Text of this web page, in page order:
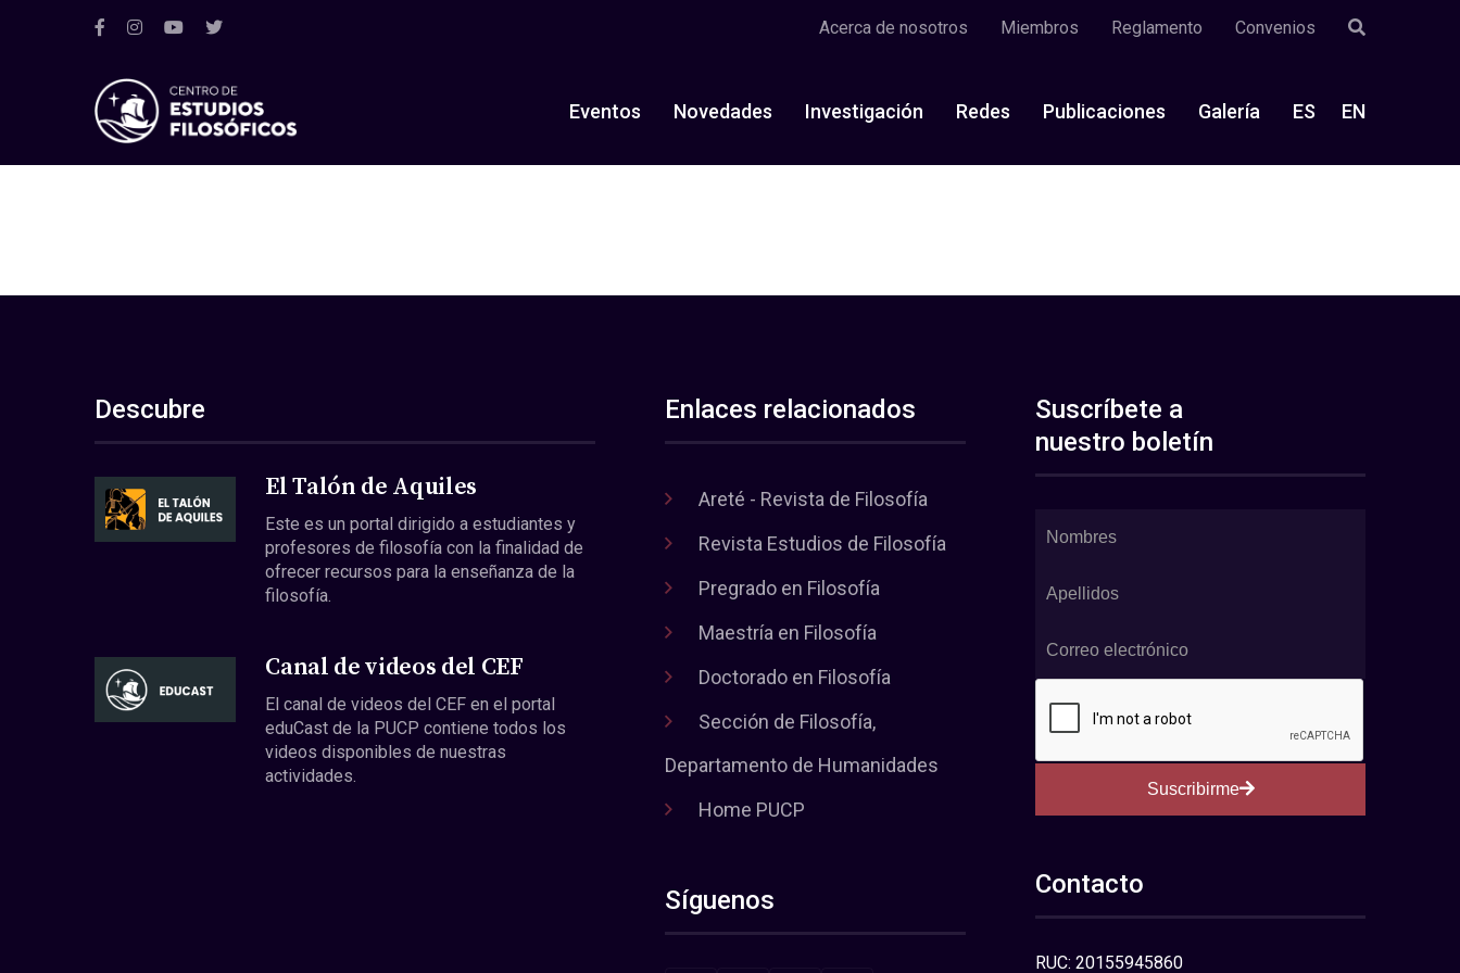
Acerca de nosotros Miembros Reglamento Convenios
Eventos Novedades Investigación Redes Publicaciones Galería ES EN
Descubre
El Talón de Aquiles
Este es un portal dirigido a estudiantes y
profesores de filosofía con la finalidad de
ofrecer recursos para la enseñanza de la
filosofía.
Canal de videos del CEF
El canal de videos del CEF en el portal
eduCast de la PUCP contiene todos los
videos disponibles de nuestras
actividades.
Enlaces relacionados
Areté - Revista de Filosofía
Revista Estudios de Filosofía
Pregrado en Filosofía
Maestría en Filosofía
Doctorado en Filosofía
Sección de Filosofía,
Departamento de Humanidades
Home PUCP
Síguenos
Suscríbete a
nuestro boletín
Suscribirme
Contacto
RUC: 20155945860